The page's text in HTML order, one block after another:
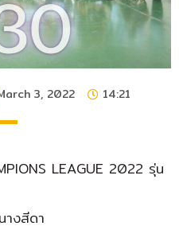
3, 2022 14:21
LEAGUE 2022 รุ่น
างสีดา